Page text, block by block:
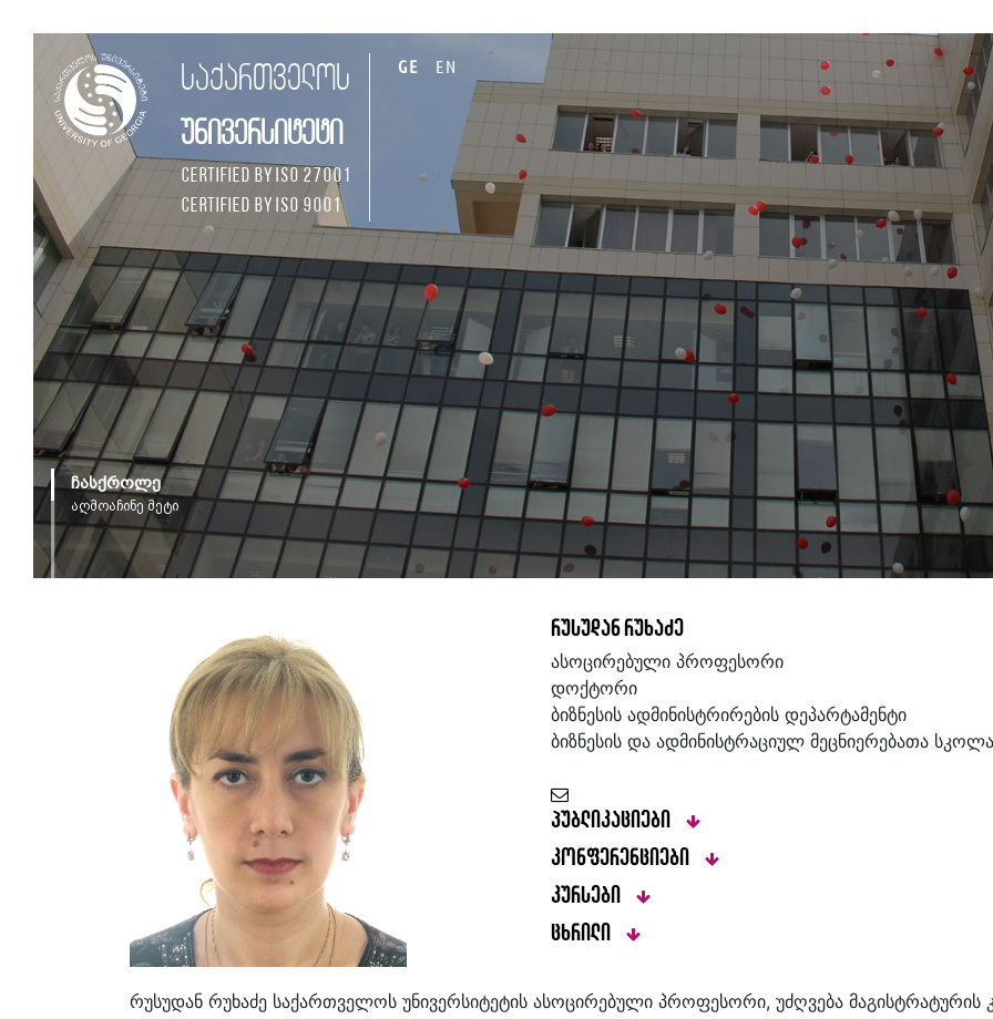
საქართველოს
უნივერსიტეტი
Certified by ISO 27001
Certified by ISO 9001
GE EN
ჩასქროლე
აღმოაჩინე მეტი
რუსუდან რუხაძე
ასოცირებული პროფესორი
დოქტორი
ბიზნესის ადმინისტრირების დეპარტამენტი
ბიზნესის და ადმინისტრაციულ მეცნიერებათა სკოლა
პუბლიკაციები
კონფერენციები
კურსები
ცხრილი
რუსუდან რუხაძე საქართველოს უნივერსიტეტის ასოცირებული პროფესორი, უძღვება მაგისტრატურის